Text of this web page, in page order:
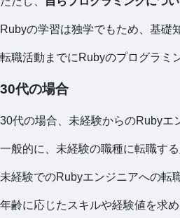
Rubyの学習は独学でもため、基礎
転職活動までにRubyのプログラミ
30代の場合
30代の場合、未経験からのRubyエ
一般的に、未経験の職種に転職す
未経験でのRubyエンジニアへの転
年齢に応じたスキルや経験値を求